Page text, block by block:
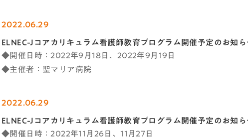
2022.06.29
ELNEC-Jコアカリキュラム看護師教育プログラム開催予定のお知ら
◆開催日時：2022年9月18日、2022年9月19日
◆主催者：聖マリア病院
2022.06.29
ELNEC-Jコアカリキュラム看護師教育プログラム開催予定のお知ら
◆開催日時：2022年11月26日、11月27日